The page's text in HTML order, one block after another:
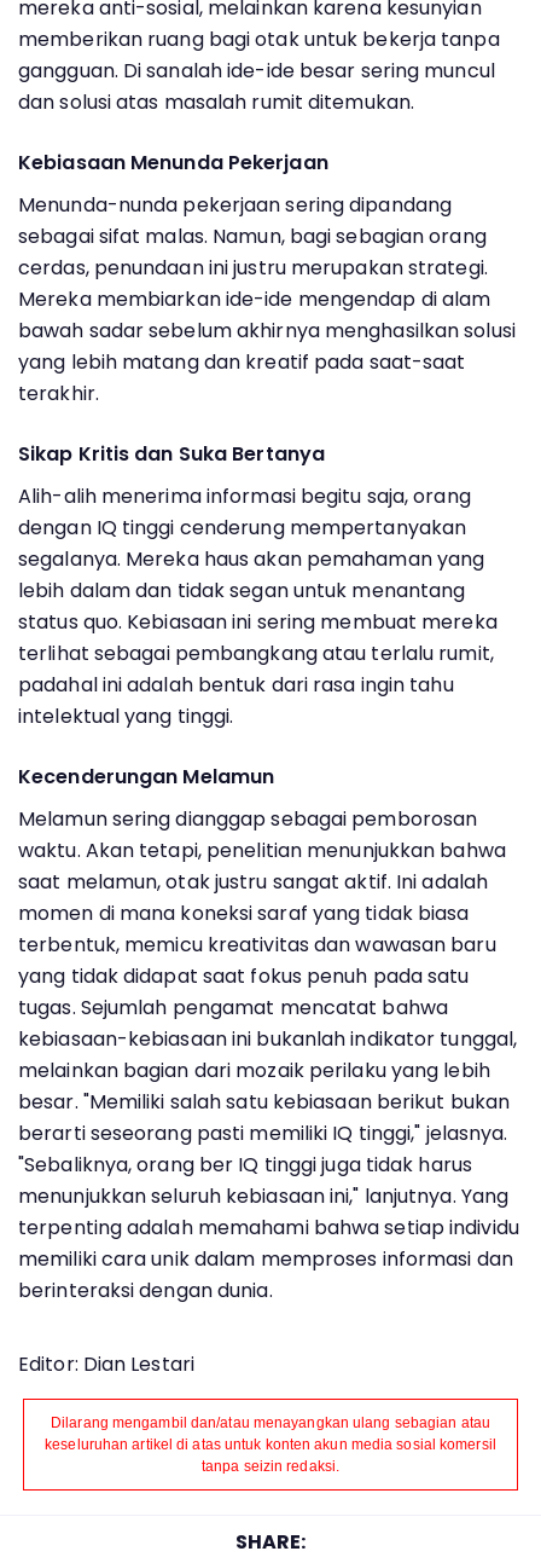
mereka anti-sosial, melainkan karena kesunyian
memberikan ruang bagi otak untuk bekerja tanpa
gangguan. Di sanalah ide-ide besar sering muncul
dan solusi atas masalah rumit ditemukan.
Kebiasaan Menunda Pekerjaan
Menunda-nunda pekerjaan sering dipandang
sebagai sifat malas. Namun, bagi sebagian orang
cerdas, penundaan ini justru merupakan strategi.
Mereka membiarkan ide-ide mengendap di alam
bawah sadar sebelum akhirnya menghasilkan solusi
yang lebih matang dan kreatif pada saat-saat
terakhir.
Sikap Kritis dan Suka Bertanya
Alih-alih menerima informasi begitu saja, orang
dengan IQ tinggi cenderung mempertanyakan
segalanya. Mereka haus akan pemahaman yang
lebih dalam dan tidak segan untuk menantang
status quo. Kebiasaan ini sering membuat mereka
terlihat sebagai pembangkang atau terlalu rumit,
padahal ini adalah bentuk dari rasa ingin tahu
intelektual yang tinggi.
Kecenderungan Melamun
Melamun sering dianggap sebagai pemborosan
waktu. Akan tetapi, penelitian menunjukkan bahwa
saat melamun, otak justru sangat aktif. Ini adalah
momen di mana koneksi saraf yang tidak biasa
terbentuk, memicu kreativitas dan wawasan baru
yang tidak didapat saat fokus penuh pada satu
tugas. Sejumlah pengamat mencatat bahwa
kebiasaan-kebiasaan ini bukanlah indikator tunggal,
melainkan bagian dari mozaik perilaku yang lebih
besar. "Memiliki salah satu kebiasaan berikut bukan
berarti seseorang pasti memiliki IQ tinggi," jelasnya.
"Sebaliknya, orang ber IQ tinggi juga tidak harus
menunjukkan seluruh kebiasaan ini," lanjutnya. Yang
terpenting adalah memahami bahwa setiap individu
memiliki cara unik dalam memproses informasi dan
berinteraksi dengan dunia.
Editor: Dian Lestari
Dilarang mengambil dan/atau menayangkan ulang sebagian atau
keseluruhan artikel di atas untuk konten akun media sosial komersil
tanpa seizin redaksi.
SHARE: